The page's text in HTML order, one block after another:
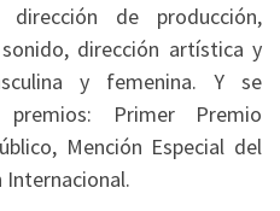
de producción,
dirección artística y
y femenina. Y se
Primer Premio
Mención Especial del
Internacional.